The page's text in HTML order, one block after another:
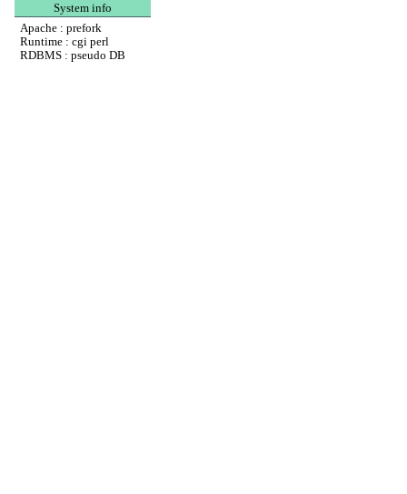
System info
Apache : prefork
Runtime : cgi perl
RDBMS : pseudo DB